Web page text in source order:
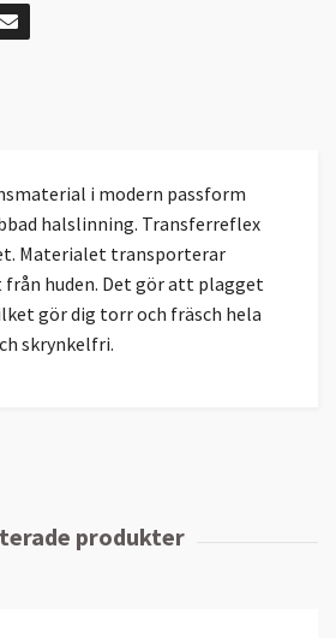
i modern passform
halslinning. Transferreflex
Materialet transporterar
huden. Det gör att plagget
gör dig torr och fräsch hela
skrynkelfri.